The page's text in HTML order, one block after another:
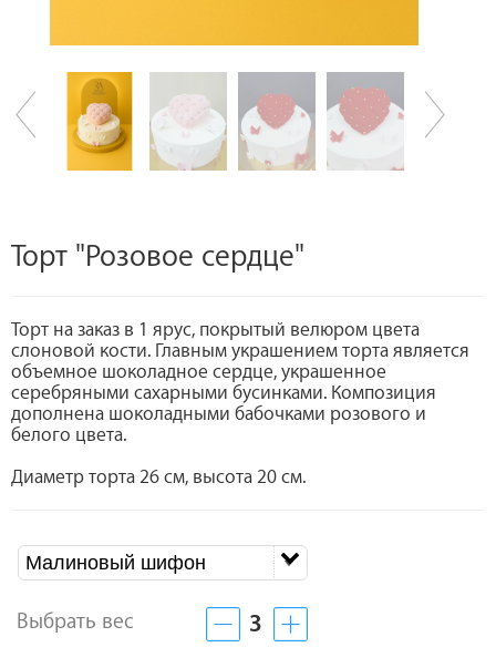
Торт "Розовое сердце"
Торт на заказ в 1 ярус, покрытый велюром цвета
слоновой кости. Главным украшением торта является
объемное шоколадное сердце, украшенное
серебряными сахарными бусинками. Композиция
дополнена шоколадными бабочками розового и
белого цвета.
Диаметр торта 26 см, высота 20 см.
Малиновый шифон
Выбрать вес 3